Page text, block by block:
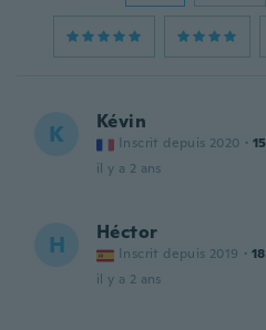
K Kévin
Inscrit depuis 2020 · 15
il y a 2 ans
H Héctor
Inscrit depuis 2019 · 18
il y a 2 ans